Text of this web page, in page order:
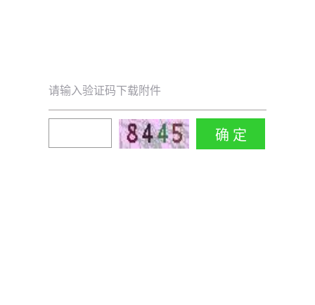
请输入验证码下载附件